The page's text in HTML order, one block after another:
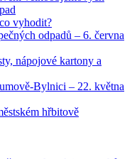
vyhodit?
odpadů – 6. června
nápojové kartony a
Bylnici – 22. května
hřbitově